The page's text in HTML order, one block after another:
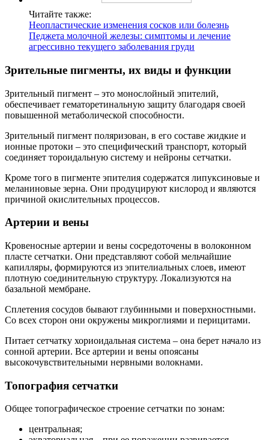
Читайте также:
Неопластические изменения сосков или болезнь
Педжета молочной железы: симптомы и лечение
агрессивно текущего заболевания груди
Зрительные пигменты, их виды и функции
Зрительный пигмент – это монослойный эпителий,
обеспечивает гематоретинальную защиту благодаря своей
повышенной метаболической способности.
Зрительный пигмент поляризован, в его составе жидкие и
ионные протоки – это специфический транспорт, который
соединяет тороидальную систему и нейроны сетчатки.
Кроме того в пигменте эпителия содержатся липуксиновые и
меланиновые зерна. Они продуцируют кислород и являются
причиной окислительных процессов.
Артерии и вены
Кровеносные артерии и вены сосредоточены в волоконном
пласте сетчатки. Они представляют собой мельчайшие
капилляры, формируются из эпителиальных слоев, имеют
плотную соединительную структуру. Локализуются на
базальной мембране.
Сплетения сосудов бывают глубинными и поверхностными.
Со всех сторон они окружены микроглиями и перицитами.
Питает сетчатку хориоидальная система – она берет начало из
сонной артерии. Все артерии и вены опоясаны
высокочувствительными нервными волокнами.
Топография сетчатки
Общее топографическое строение сетчатки по зонам:
центральная;